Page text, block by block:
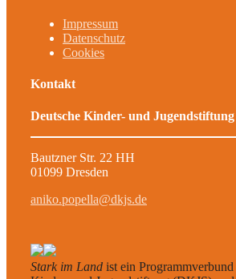
Impressum
Datenschutz
Cookies
Kontakt
Deutsche Kinder- und
Bautzner Str. 22 HH
01099 Dresden
aniko.popella@dkjs.de
Stark im Land ist ein